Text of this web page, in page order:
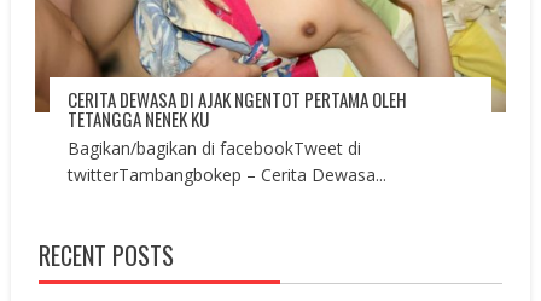
CERITA DEWASA DI AJAK NGENTOT PERTAMA OLEH
TETANGGA NENEK KU
Bagikan/bagikan di facebookTweet di
twitterTambangbokep – Cerita Dewasa...
RECENT POSTS